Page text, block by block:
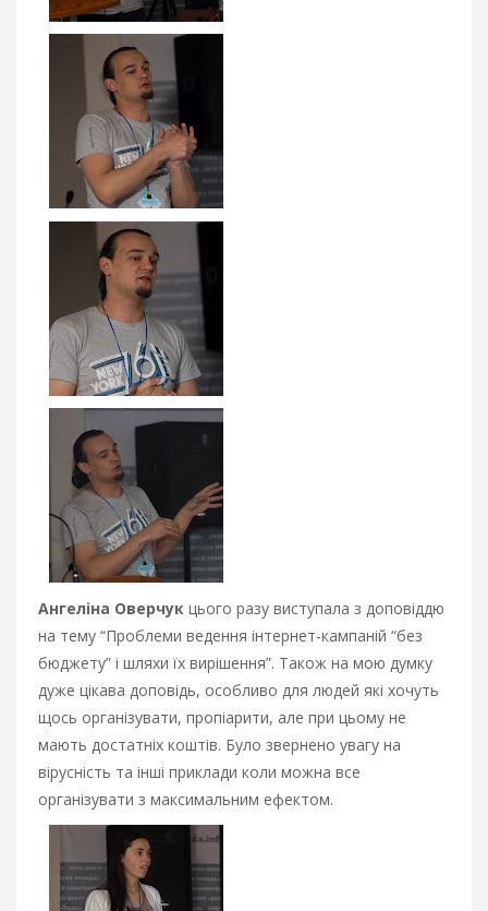
Ангеліна Оверчук цього разу виступала з доповіддю
на тему “Проблеми ведення інтернет-кампаній “без
бюджету” і шляхи їх вирішення”. Також на мою думку
дуже цікава доповідь, особливо для людей які хочуть
щось організувати, пропіарити, але при цьому не
мають достатніх коштів. Було звернено увагу на
вірусність та інші приклади коли можна все
організувати з максимальним ефектом.